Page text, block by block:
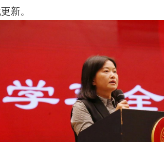
新。